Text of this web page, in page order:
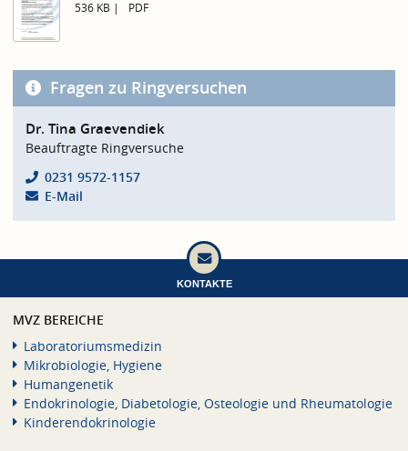
536 KB PDF
Fragen zu Ringversuchen
Dr. Tina Graevendiek
Beauftragte Ringversuche
0231 9572-1157
E-Mail
KONTAKTE
MVZ BEREICHE
Laboratoriumsmedizin
Mikrobiologie, Hygiene
Humangenetik
Endokrinologie, Diabetologie, Osteologie und Rheumatologie
Kinderendokrinologie